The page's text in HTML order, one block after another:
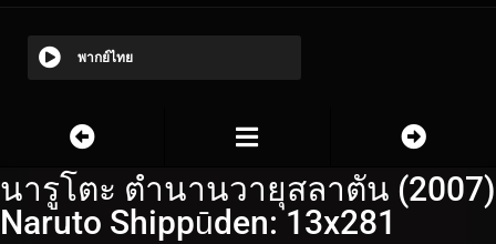
พากย์ไทย
นารูโตะ ตำนานวายุสลาตัน (2007)
Naruto Shippūden: 13x281